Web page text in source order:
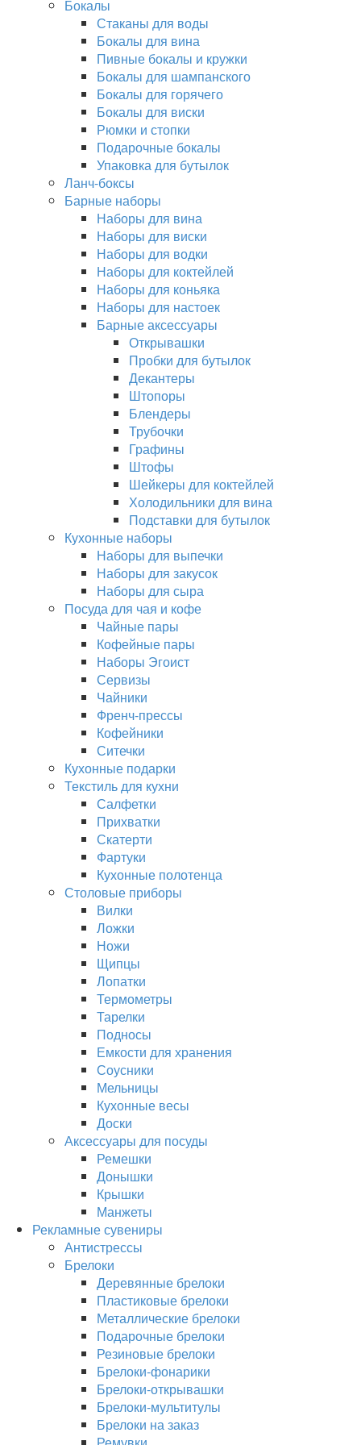
Бокалы
Стаканы для воды
Бокалы для вина
Пивные бокалы и кружки
Бокалы для шампанского
Бокалы для горячего
Бокалы для виски
Рюмки и стопки
Подарочные бокалы
Упаковка для бутылок
Ланч-боксы
Барные наборы
Наборы для вина
Наборы для виски
Наборы для водки
Наборы для коктейлей
Наборы для коньяка
Наборы для настоек
Барные аксессуары
Открывашки
Пробки для бутылок
Декантеры
Штопоры
Блендеры
Трубочки
Графины
Штофы
Шейкеры для коктейлей
Холодильники для вина
Подставки для бутылок
Кухонные наборы
Наборы для выпечки
Наборы для закусок
Наборы для сыра
Посуда для чая и кофе
Чайные пары
Кофейные пары
Наборы Эгоист
Сервизы
Чайники
Френч-прессы
Кофейники
Ситечки
Кухонные подарки
Текстиль для кухни
Салфетки
Прихватки
Скатерти
Фартуки
Кухонные полотенца
Столовые приборы
Вилки
Ложки
Ножи
Щипцы
Лопатки
Термометры
Тарелки
Подносы
Емкости для хранения
Соусники
Мельницы
Кухонные весы
Доски
Аксессуары для посуды
Ремешки
Донышки
Крышки
Манжеты
Рекламные сувениры
Антистрессы
Брелоки
Деревянные брелоки
Пластиковые брелоки
Металлические брелоки
Подарочные брелоки
Резиновые брелоки
Брелоки-фонарики
Брелоки-открывашки
Брелоки-мультитулы
Брелоки на заказ